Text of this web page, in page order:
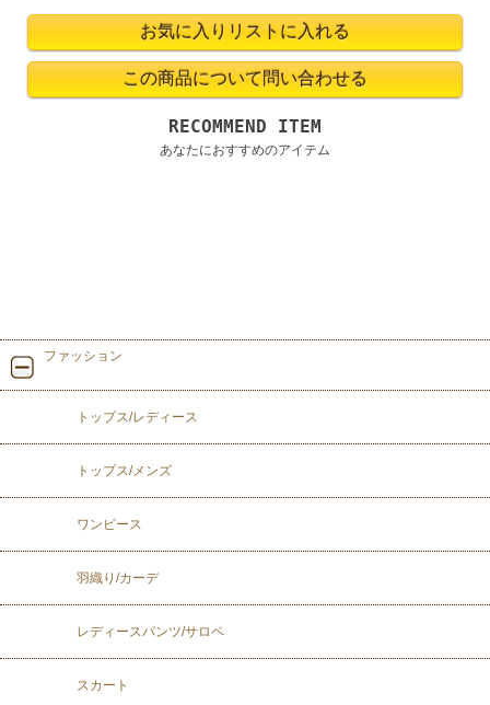
RECOMMEND ITEM
あなたにおすすめのアイテム
ファッション
トップス/レディース
トップス/メンズ
ワンピース
羽織り/カーデ
レディースパンツ/サロペ
スカート